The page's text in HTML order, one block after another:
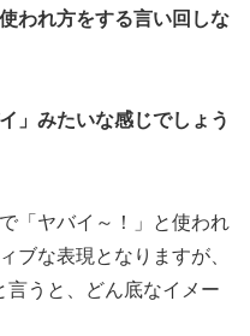
われ方をする言い回しな
」みたいな感じでしょう
「ヤバイ～！」と使われ
ブな表現となりますが、
うと、どん底なイメー